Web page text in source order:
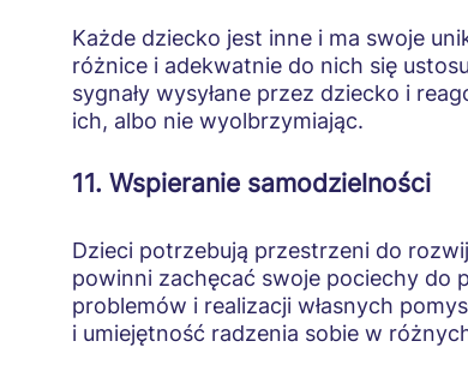
Każde dziecko jest inne i ma swoje
różnice i adekwatnie do nich się
sygnały wysyłane przez dziecko i
ich, albo nie wyolbrzymiając.
11. Wspieranie samodzielności
Dzieci potrzebują przestrzeni do
powinni zachęcać swoje pociechy do
problemów i realizacji własnych
i umiejętność radzenia sobie w